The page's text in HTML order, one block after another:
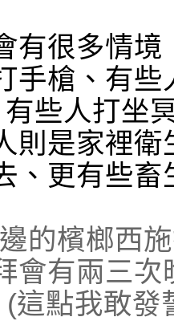
有很多情
手槍、有
些人打坐
則是家裡
、更有些
的檳榔西
會有兩三
這點我敢發